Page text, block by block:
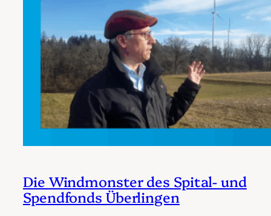
Die Windmonster des Spital- und
Spendfonds Überlingen